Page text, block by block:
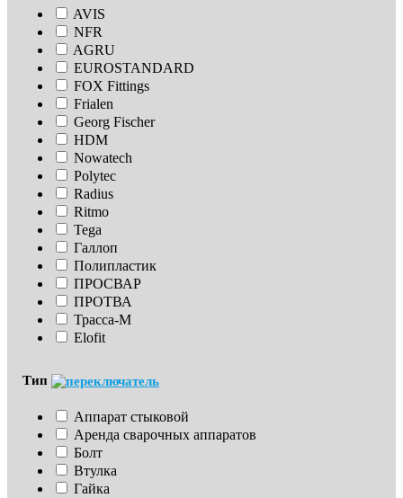
AVIS
NFR
AGRU
EUROSTANDARD
FOX Fittings
Frialen
Georg Fischer
HDM
Nowatech
Polytec
Radius
Ritmo
Tega
Галлоп
Полипластик
ПРОСВАР
ПРОТВА
Трасса-М
Elofit
Тип
Аппарат стыковой
Аренда сварочных аппаратов
Болт
Втулка
Гайка